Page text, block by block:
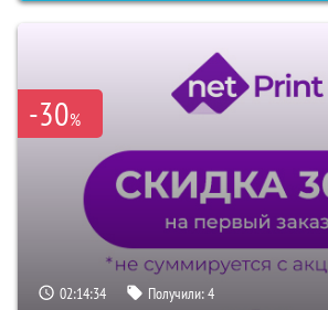
-30%
02:14:33 Получили:4